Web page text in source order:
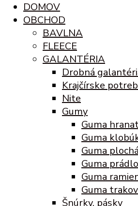
DOMOV
OBCHOD
BAVLNA
FLEECE
GALANTÉRIA
Drobná
Krajčírske
Nite
Gumy
Guma
Guma
Guma plochá
Guma
Guma
Guma
Šnúrky, pásky